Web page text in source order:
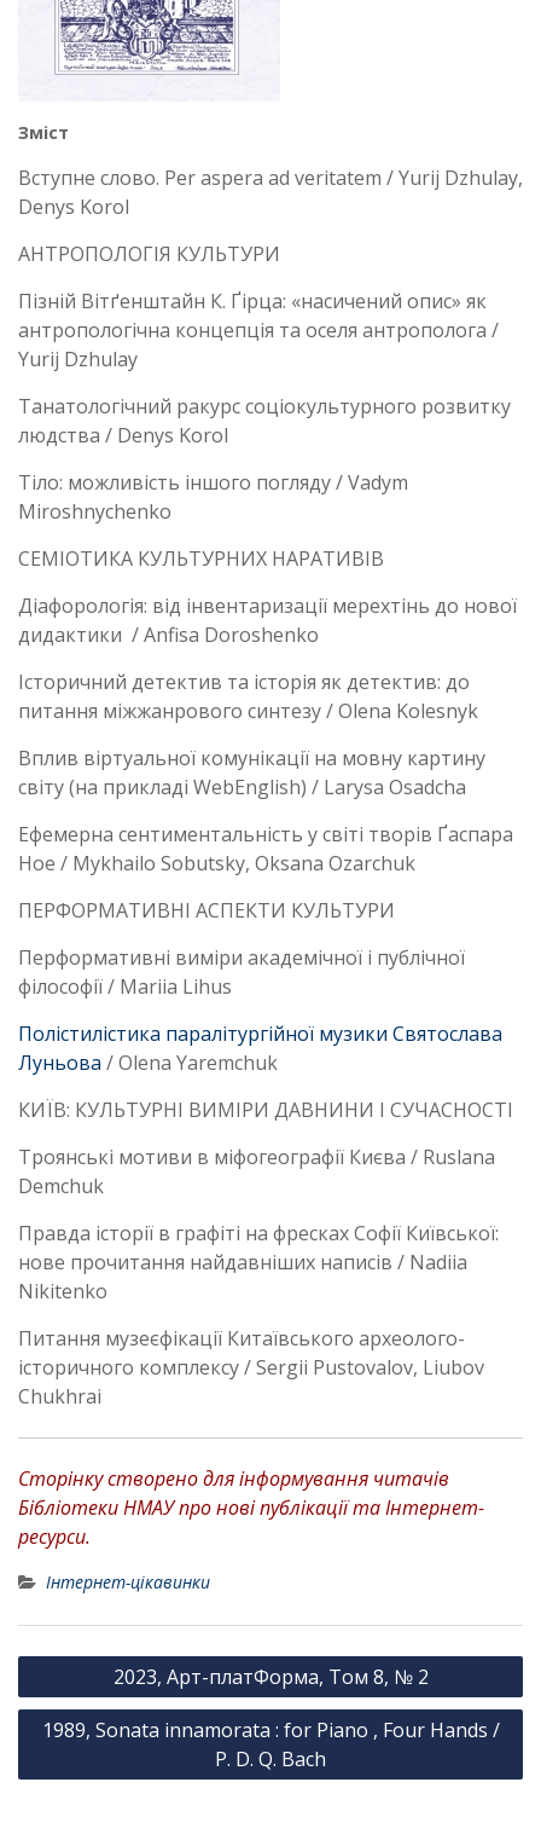
Зміст
Вступне слово. Per aspera ad veritatem / Yurij Dzhulay,
Denys Korol
АНТРОПОЛОГІЯ КУЛЬТУРИ
Пізній Вітґенштайн К. Ґірца: «насичений опис» як
антропологічна концепція та оселя антрополога /
Yurij Dzhulay
Танатологічний ракурс соціокультурного розвитку
людства / Denys Korol
Тіло: можливість іншого погляду / Vadym
Miroshnychenko
СЕМІОТИКА КУЛЬТУРНИХ НАРАТИВІВ
Діафорологія: від інвентаризації мерехтінь до нової
дидактики / Anfisa Doroshenko
Історичний детектив та історія як детектив: до
питання міжжанрового синтезу / Olena Kolesnyk
Вплив віртуальної комунікації на мовну картину
світу (на прикладі WebEnglish) / Larysa Osadcha
Ефемерна сентиментальність у світі творів Ґаспара
Ное / Mykhailo Sobutsky, Oksana Ozarchuk
ПЕРФОРМАТИВНІ АСПЕКТИ КУЛЬТУРИ
Перформативні виміри академічної і публічної
філософії / Mariia Lihus
Полістилістика паралітургійної музики Святослава
Луньова / Olena Yaremchuk
КИЇВ: КУЛЬТУРНІ ВИМІРИ ДАВНИНИ І СУЧАСНОСТІ
Троянські мотиви в міфогеографії Києва / Ruslana
Demchuk
Правда історії в графіті на фресках Софії Київської:
нове прочитання найдавніших написів / Nadiia
Nikitenko
Питання музеєфікації Китаївського археолого-
історичного комплексу / Sergii Pustovalov, Liubov
Chukhrai
Сторінку створено для інформування читачів
Бібліотеки НМАУ про нові публікації та Інтернет-
ресурси.
Інтернет-цікавинки
Н
а
і
2023, Арт-платФорма, Том 8, № 2
1989, Sonata innamorata : for Piano , Four Hands /
P. D. Q. Bach